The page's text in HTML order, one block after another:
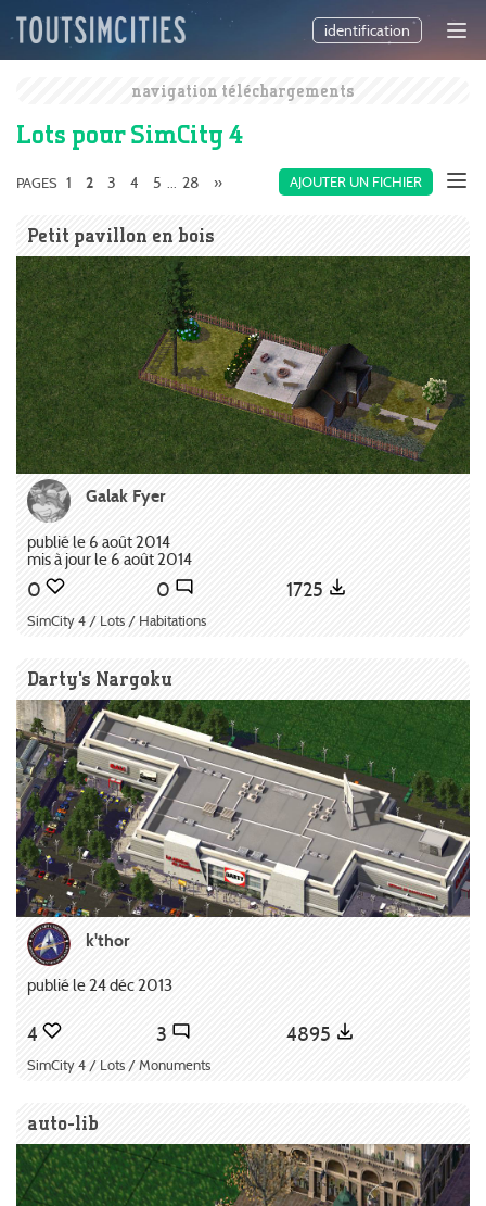
identification
navigation téléchargements
Lots pour SimCity 4
AJOUTER UN FICHIER
PAGES 1 2 3 4 5 ... 28 »
Petit pavillon en bois
Galak Fyer
publié le 6 août 2014
mis à jour le 6 août 2014
0 0 1725
SimCity 4 / Lots / Habitations
Darty's Nargoku
k'thor
publié le 24 déc 2013
4 3 4895
SimCity 4 / Lots / Monuments
auto-lib